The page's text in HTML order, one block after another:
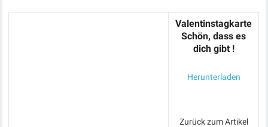
Valentinstagkarte
Schön, dass es
dich gibt !
Herunterladen
Zurück zum Artikel